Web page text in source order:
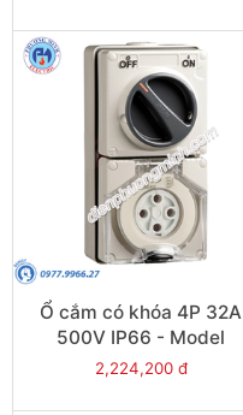
Ổ cắm có khóa 4P 32A
500V IP66 - Model
S56C432GY
2,224,200 đ